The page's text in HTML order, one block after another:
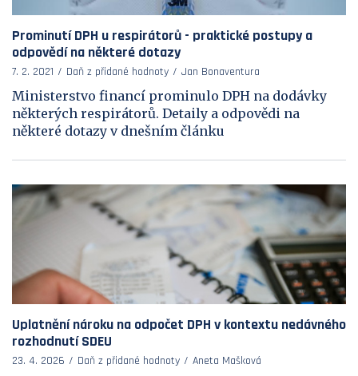
Prominutí DPH u respirátorů - praktické postupy a
odpovědí na některé dotazy
7. 2. 2021 Daň z přidané hodnoty Jan Bonaventura
Ministerstvo financí prominulo DPH na dodávky
některých respirátorů. Detaily a odpovědi na
některé dotazy v dnešním článku
Uplatnění nároku na odpočet DPH v kontextu nedávného
rozhodnutí SDEU
23. 4. 2026 Daň z přidané hodnoty Aneta Mašková